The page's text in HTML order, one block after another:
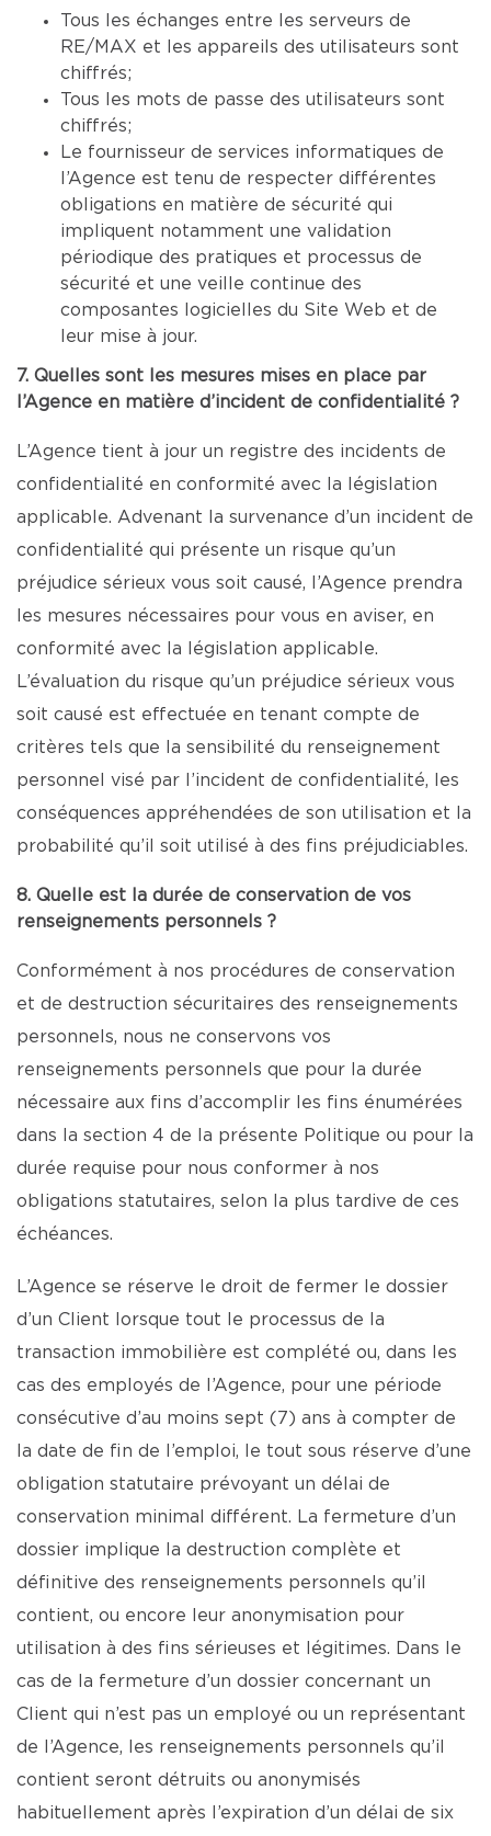
Tous les échanges entre les serveurs de
RE/MAX et les appareils des utilisateurs sont
chiffrés;
Tous les mots de passe des utilisateurs sont
chiffrés;
Le fournisseur de services informatiques de
l’Agence est tenu de respecter différentes
obligations en matière de sécurité qui
impliquent notamment une validation
périodique des pratiques et processus de
sécurité et une veille continue des
composantes logicielles du Site Web et de
leur mise à jour.
7. Quelles sont les mesures mises en place par
l’Agence en matière d’incident de confidentialité ?
L’Agence tient à jour un registre des incidents de
confidentialité en conformité avec la législation
applicable. Advenant la survenance d’un incident de
confidentialité qui présente un risque qu’un
préjudice sérieux vous soit causé, l’Agence prendra
les mesures nécessaires pour vous en aviser, en
conformité avec la législation applicable.
L’évaluation du risque qu’un préjudice sérieux vous
soit causé est effectuée en tenant compte de
critères tels que la sensibilité du renseignement
personnel visé par l’incident de confidentialité, les
conséquences appréhendées de son utilisation et la
probabilité qu’il soit utilisé à des fins préjudiciables.
8. Quelle est la durée de conservation de vos
renseignements personnels ?
Conformément à nos procédures de conservation
et de destruction sécuritaires des renseignements
personnels, nous ne conservons vos
renseignements personnels que pour la durée
nécessaire aux fins d’accomplir les fins énumérées
dans la section 4 de la présente Politique ou pour la
durée requise pour nous conformer à nos
obligations statutaires, selon la plus tardive de ces
échéances.
L’Agence se réserve le droit de fermer le dossier
d’un Client lorsque tout le processus de la
transaction immobilière est complété ou, dans les
cas des employés de l’Agence, pour une période
consécutive d’au moins sept (7) ans à compter de
la date de fin de l’emploi, le tout sous réserve d’une
obligation statutaire prévoyant un délai de
conservation minimal différent. La fermeture d’un
dossier implique la destruction complète et
définitive des renseignements personnels qu’il
contient, ou encore leur anonymisation pour
utilisation à des fins sérieuses et légitimes. Dans le
cas de la fermeture d’un dossier concernant un
Client qui n’est pas un employé ou un représentant
de l’Agence, les renseignements personnels qu’il
contient seront détruits ou anonymisés
habituellement après l’expiration d’un délai de six